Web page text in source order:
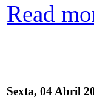
Read
Sexta, 04 Abril